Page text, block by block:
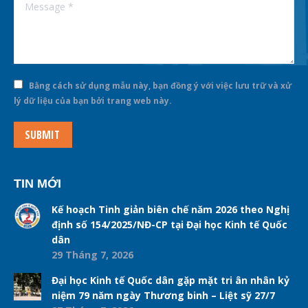
Bằng cách sử dụng mẫu này, bạn đồng ý với việc lưu trữ và xử
lý dữ liệu của bạn bởi trang web này.
SUBMIT
TIN MỚI
Kế hoạch Tinh giản biên chế năm 2026 theo Nghị
định số 154/2025/NĐ-CP tại Đại học Kinh tế Quốc
dân
29 Tháng 7, 2026
Đại học Kinh tế Quốc dân gặp mặt tri ân nhân kỷ
niệm 79 năm ngày Thương binh – Liệt sỹ 27/7